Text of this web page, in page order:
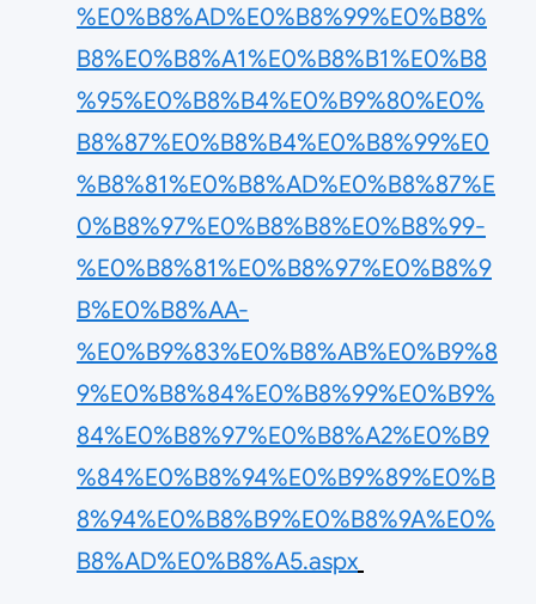
%E0%B8%AD%E0%B8%99%E0%B8%
B8%E0%B8%A1%E0%B8%B1%E0%B8
%95%E0%B8%B4%E0%B9%80%E0%
B8%87%E0%B8%B4%E0%B8%99%E0
%B8%81%E0%B8%AD%E0%B8%87%E
0%B8%97%E0%B8%B8%E0%B8%99-
%E0%B8%81%E0%B8%97%E0%B8%9
B%E0%B8%AA-
%E0%B9%83%E0%B8%AB%E0%B9%8
9%E0%B8%84%E0%B8%99%E0%B9%
84%E0%B8%97%E0%B8%A2%E0%B9
%84%E0%B8%94%E0%B9%89%E0%B
8%94%E0%B8%B9%E0%B8%9A%E0%
B8%AD%E0%B8%A5.aspx